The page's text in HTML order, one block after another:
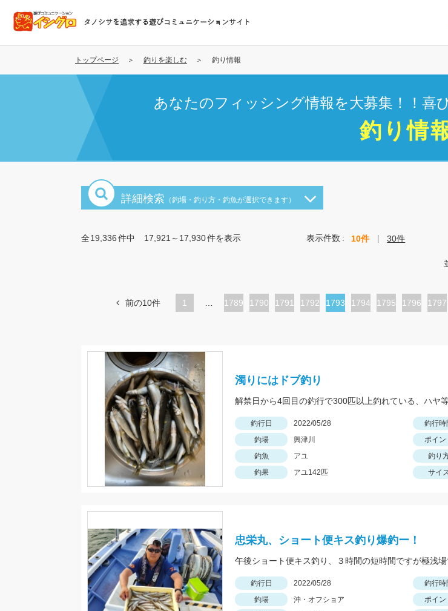
コ
テ
タノシサを追求する遊びコミュニケーションサイト
トップページ 釣りを楽しむ 釣り情報
あなたのフィッシング情報を大募集！！喜
釣り情
詳細検索 （釣場・釣り方・釣魚が選択できます）
全19,336件中 17,921～17,930件を表示 表示件数 10件 30件
前の10件 1
ペ
1789
ペ
1790
ペ
1791
ペ
1792
カ
1793
ペ
1794
ペ
1795
ペ
1796
ペ
1797
濁りにはドブ釣り
解禁日から4回目の釣行で300匹以上釣れている、ハヤ
釣行日 2022/05/28 釣行時
釣場
興津川 ポイン
釣魚
アユ 釣り
釣果
アユ142匹 サイ
忠栄丸、ショート便キス釣り爆釣ー！
釣行日 2022/05/28 釣行時
釣場
沖・オフショア ポイン